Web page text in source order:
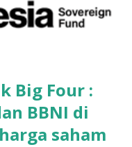
fisik lagi. Jadi bisa
full online. Jadi
Big Four :
BBNI di
saham